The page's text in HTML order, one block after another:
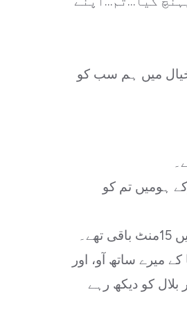
میں ہم سب کو
ہومیں تم کو
میرے ساتھ آو، اور
کو دیکھ رہے